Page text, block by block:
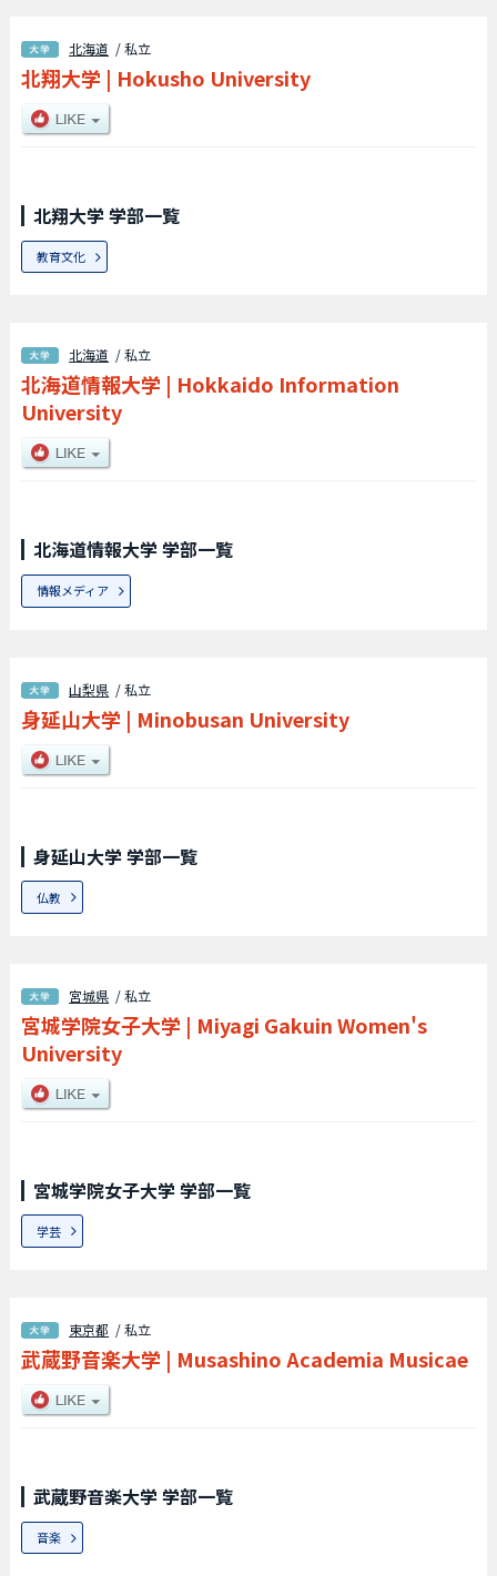
北海道 / 私立
北翔大学 | Hokusho University
北翔大学 学部一覧
教育文化
北海道 / 私立
北海道情報大学 | Hokkaido Information
University
北海道情報大学 学部一覧
情報メディア
山梨県 / 私立
身延山大学 | Minobusan University
身延山大学 学部一覧
仏教
宮城県 / 私立
宮城学院女子大学 | Miyagi Gakuin Women's
University
宮城学院女子大学 学部一覧
学芸
東京都 / 私立
武蔵野音楽大学 | Musashino Academia Musicae
武蔵野音楽大学 学部一覧
音楽